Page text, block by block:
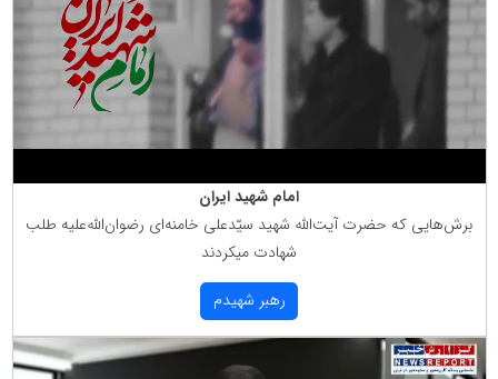
امام شهید ایران
برش‌هایی كه حضرت آیت‌الله شهید سیّدعلی خامنه‌ای رضوان‌الله‌علیه طلب
شهادت میكردند
رهبر شهیدم